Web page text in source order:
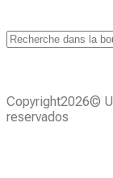
Copyright2026©
reservados